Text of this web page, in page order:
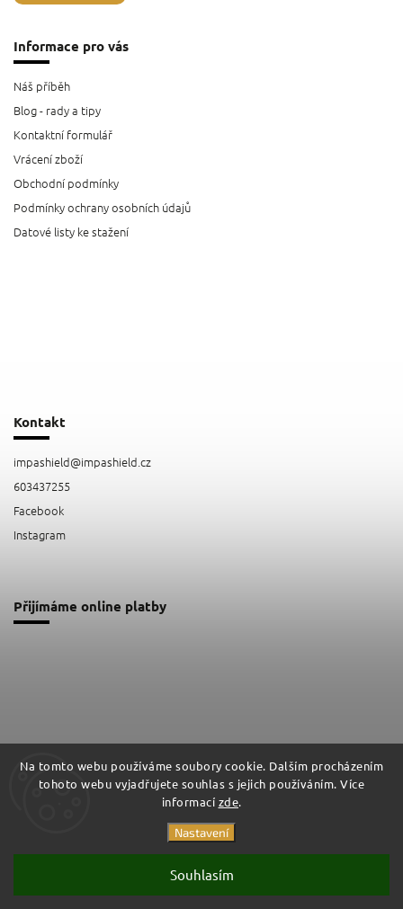
Na tomto webu používáme soubory cookie. Dalším procházením
tohoto webu vyjadřujete souhlas s jejich používáním. Více
informací zde.
Nastavení
Souhlasím
Informace pro vás
Náš příběh
Blog - rady a tipy
Kontaktní formulář
Vrácení zboží
Obchodní podmínky
Podmínky ochrany osobních údajů
Datové listy ke stažení
Kontakt
impashield@impashield.cz
603437255
Facebook
Instagram
Přijímáme online platby
Shoptet| Design